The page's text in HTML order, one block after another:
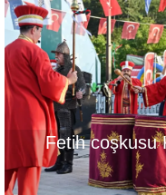
taşındı